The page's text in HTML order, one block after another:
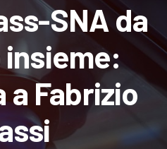
SNA da
insieme:
Fabrizio